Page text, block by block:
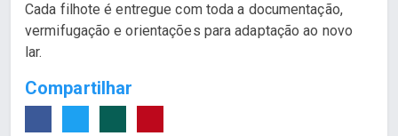
Cada filhote é entregue com toda a documentação,
vermifugação e orientações para adaptação ao novo
lar.
Compartilhar